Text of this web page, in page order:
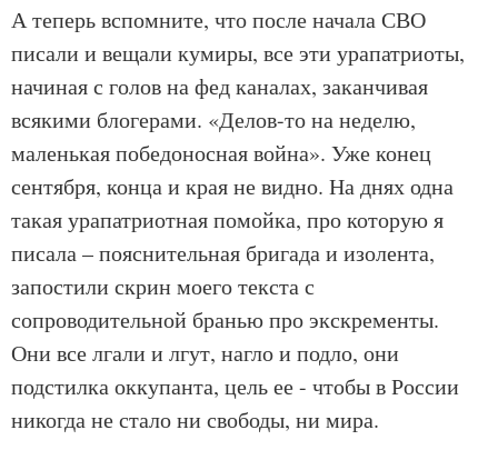
А теперь вспомните, что после начала СВО
писали и вещали кумиры, все эти урапатриоты,
начиная с голов на фед каналах, заканчивая
всякими блогерами. «Делов-то на неделю,
маленькая победоносная война». Уже конец
сентября, конца и края не видно. На днях одна
такая урапатриотная помойка, про которую я
писала – пояснительная бригада и изолента,
запостили скрин моего текста с
сопроводительной бранью про экскременты.
Они все лгали и лгут, нагло и подло, они
подстилка оккупанта, цель ее - чтобы в России
никогда не стало ни свободы, ни мира.